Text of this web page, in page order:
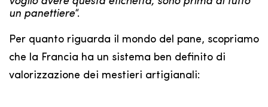
un panettiere“.
Per quanto riguarda il mondo del pane, scopriamo
che la Francia ha un sistema ben definito di
valorizzazione dei mestieri artigianali: